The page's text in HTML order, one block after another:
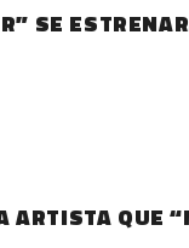
LA AFA “ELIJO
ARTISTA QUE